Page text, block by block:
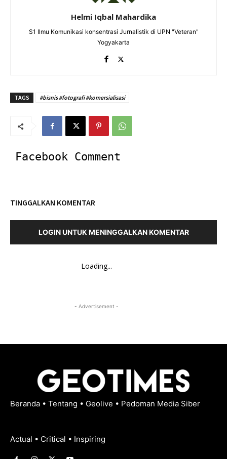
Helmi Iqbal Mahardika
S1 Ilmu Komunikasi konsentrasi Jurnalistik di UPN "Veteran"
Yogyakarta
TAGS #bisnis #fotografi #komersialisasi
Facebook Comment
TINGGALKAN KOMENTAR
LOGIN UNTUK MENINGGALKAN KOMENTAR
Loading...
- Advertisement -
Beranda • Tentang • Geolive • Pedoman Media Siber
Actual • Critical • Inspiring